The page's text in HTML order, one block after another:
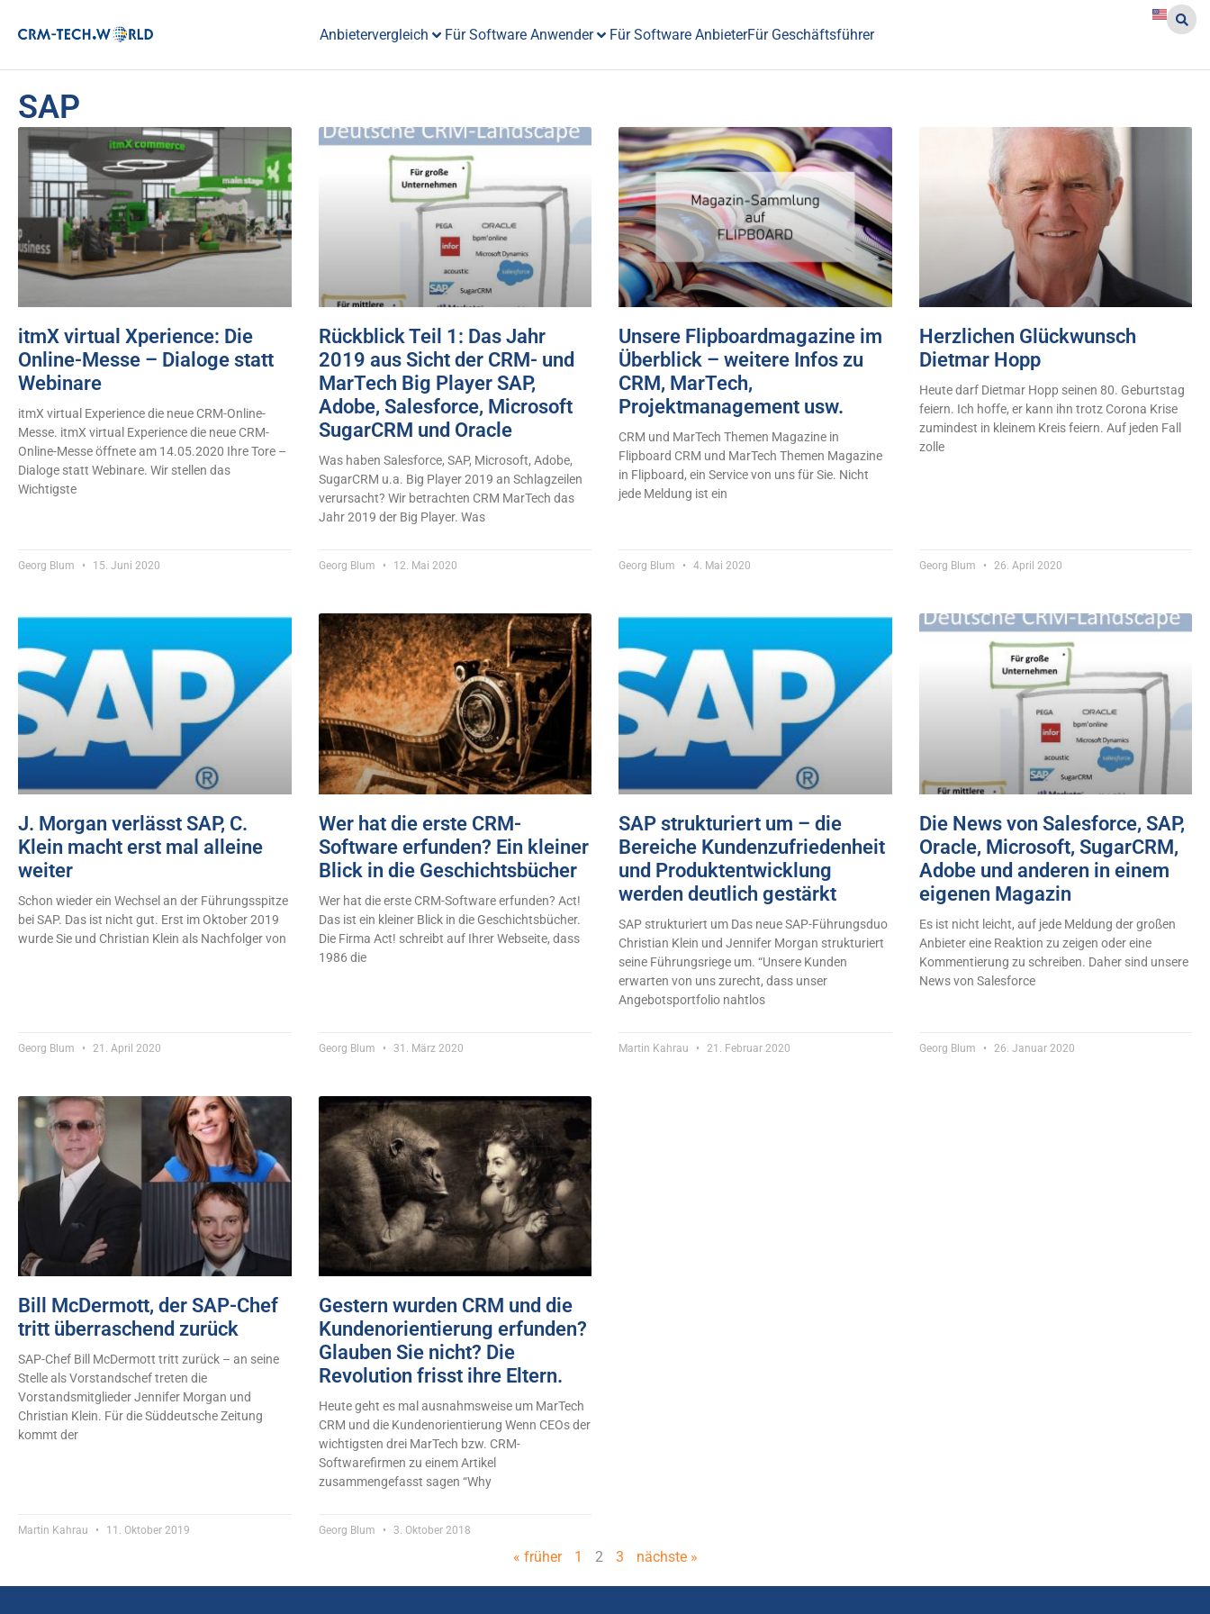
Anbietervergleich Für Software Anwender Für Software AnbieterFür Geschäftsführer
SAP
itmX virtual Xperience: Die
Online-Messe – Dialoge statt
Webinare
itmX virtual Experience die neue CRM-Online-
Messe. itmX virtual Experience die neue CRM-
Online-Messe öffnete am 14.05.2020 Ihre Tore –
Dialoge statt Webinare. Wir stellen das
Wichtigste
Georg Blum 15. Juni 2020
Rückblick Teil 1: Das Jahr
2019 aus Sicht der CRM- und
MarTech Big Player SAP,
Adobe, Salesforce, Microsoft
SugarCRM und Oracle
Was haben Salesforce, SAP, Microsoft, Adobe,
SugarCRM u.a. Big Player 2019 an Schlagzeilen
verursacht? Wir betrachten CRM MarTech das
Jahr 2019 der Big Player. Was
Georg Blum 12. Mai 2020
Unsere Flipboardmagazine im
Überblick – weitere Infos zu
CRM, MarTech,
Projektmanagement usw.
CRM und MarTech Themen Magazine in
Flipboard CRM und MarTech Themen Magazine
in Flipboard, ein Service von uns für Sie. Nicht
jede Meldung ist ein
Georg Blum 4. Mai 2020
Herzlichen Glückwunsch
Dietmar Hopp
Heute darf Dietmar Hopp seinen 80. Geburtstag
feiern. Ich hoffe, er kann ihn trotz Corona Krise
zumindest in kleinem Kreis feiern. Auf jeden Fall
zolle
Georg Blum 26. April 2020
J. Morgan verlässt SAP, C.
Klein macht erst mal alleine
weiter
Schon wieder ein Wechsel an der Führungsspitze
bei SAP. Das ist nicht gut. Erst im Oktober 2019
wurde Sie und Christian Klein als Nachfolger von
Georg Blum 21. April 2020
Wer hat die erste CRM-
Software erfunden? Ein kleiner
Blick in die Geschichtsbücher
Wer hat die erste CRM-Software erfunden? Act!
Das ist ein kleiner Blick in die Geschichtsbücher.
Die Firma Act! schreibt auf Ihrer Webseite, dass
1986 die
Georg Blum 31. März 2020
SAP strukturiert um – die
Bereiche Kundenzufriedenheit
und Produktentwicklung
werden deutlich gestärkt
SAP strukturiert um Das neue SAP-Führungsduo
Christian Klein und Jennifer Morgan strukturiert
seine Führungsriege um. “Unsere Kunden
erwarten von uns zurecht, dass unser
Angebotsportfolio nahtlos
Martin Kahrau 21. Februar 2020
Die News von Salesforce, SAP,
Oracle, Microsoft, SugarCRM,
Adobe und anderen in einem
eigenen Magazin
Es ist nicht leicht, auf jede Meldung der großen
Anbieter eine Reaktion zu zeigen oder eine
Kommentierung zu schreiben. Daher sind unsere
News von Salesforce
Georg Blum 26. Januar 2020
Bill McDermott, der SAP-Chef
tritt überraschend zurück
SAP-Chef Bill McDermott tritt zurück – an seine
Stelle als Vorstandschef treten die
Vorstandsmitglieder Jennifer Morgan und
Christian Klein. Für die Süddeutsche Zeitung
kommt der
Martin Kahrau 11. Oktober 2019
Gestern wurden CRM und die
Kundenorientierung erfunden?
Glauben Sie nicht? Die
Revolution frisst ihre Eltern.
Heute geht es mal ausnahmsweise um MarTech
CRM und die Kundenorientierung Wenn CEOs der
wichtigsten drei MarTech bzw. CRM-
Softwarefirmen zu einem Artikel
zusammengefasst sagen “Why
Georg Blum 3. Oktober 2018
« früher 1 2 3 nächste »